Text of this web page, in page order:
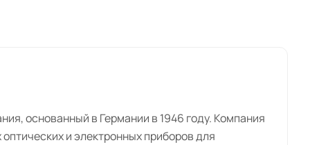
основанный в Германии в 1946 году. Компания
и электронных приборов для